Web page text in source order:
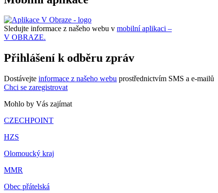
Sledujte informace z našeho webu v mobilní aplikaci –
V OBRAZE.
Přihlášení k odběru zpráv
Dostávejte informace z našeho webu prostřednictvím SMS a e-mailů
Chci se zaregistrovat
Mohlo by Vás zajímat
CZECHPOINT
HZS
Olomoucký kraj
MMR
Obec přátelská